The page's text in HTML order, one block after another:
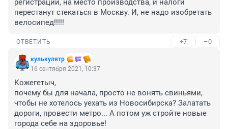
регистрации, на место производства, и налоги
перестанут стекаться в Москву. И, не надо изобретать
велосипед!!!!!
ОТВЕТИТЬ +7 –0
кулькулятр
16 сентября 2021, 10:37
Кожегетыч,
почему бы для начала, просто не вонять свиньями,
чтобы не хотелось уехать из Новосибирска? Залатать
дороги, провести метро... А потом уж стройте новые
города себе на здоровье!